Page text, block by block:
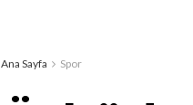
Ana Sayfa Spor